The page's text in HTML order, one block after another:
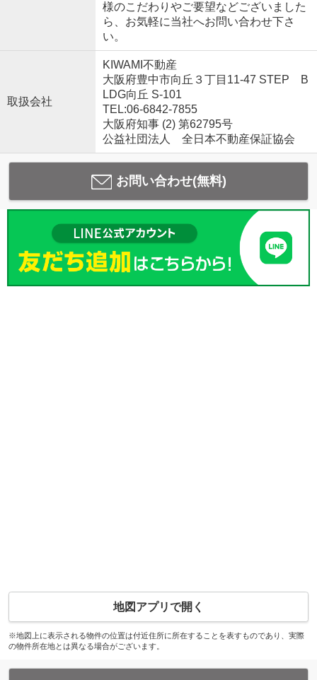
様のこだわりやご要望などございました
ら、お気軽に当社へお問い合わせ下さ
い。
取扱会社
KIWAMI不動産
大阪府豊中市向丘３丁目11-47 STEP B
LDG向丘 S-101
TEL:06-6842-7855
大阪府知事 (2) 第62795号
公益社団法人 全日本不動産保証協会
お問い合わせ(無料)
地図アプリで開く
※地図上に表示される物件の位置は付近住所に所在することを表すものであり、実際
の物件所在地とは異なる場合がございます。